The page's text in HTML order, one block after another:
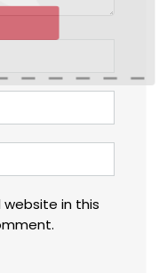
website in this